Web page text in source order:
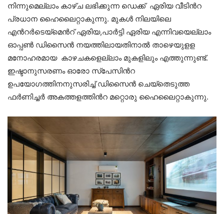
നിന്നുമെല്ലാം കാഴ്ച ലഭിക്കുന്ന ഡെക്ക് ഏരിയ വീടിൻറ
പ്രധാന ഹൈലൈറ്റാകുന്നു. മുകൾ നിലയിലെ
എൻറർടെയ്മെൻറ് ഏരിയ,പാർട്ടി ഏരിയ എന്നിവയെല്ലാം
ഓപ്പൺ ഡിസൈൻ നയത്തിലായതിനാൽ താഴെയുളള
മനോഹരമായ കാഴചകളെല്ലാം മുകളിലും എത്തുന്നുണ്ട്.
ഇഷ്ടാനുസരണം ഓരോ സ്പേസിൻറ
ഉപയോഗത്തിനനുസരിച്ച് ഡിസൈൻ ചെയ്തെടുത്ത
ഫർണിച്ചർ അകത്തളത്തിൻറ മറ്റൊരു ഹൈലൈറ്റാകുന്നു.